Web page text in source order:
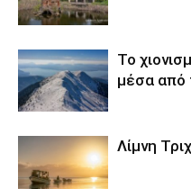
Το
μέσα από
Λίμνη